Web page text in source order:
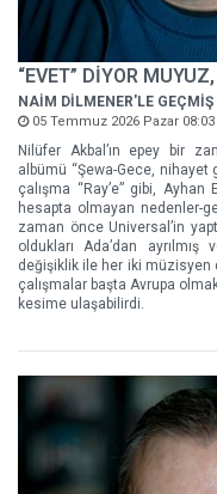
“EVET” DİYOR
NAİM DİLMENER'LE
05 Temmuz 2026 Pazar 08:03
Nilüfer Akbal’ın epey bir
albümü “Şewa-Gece, nihayet
çalışma “Ray’e” gibi,
hesapta olmayan nedenler-
zaman önce Universal’in
oldukları Ada’dan
değişiklik ile her iki müzisyen
çalışmalar başta Avrupa
kesime ulaşabilirdi.